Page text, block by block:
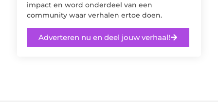
impact en word onderdeel van een
community waar verhalen ertoe doen.
Adverteren nu en deel jouw verhaal!